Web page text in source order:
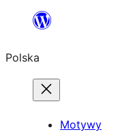
Przejdź
treści
Polska
Motywy